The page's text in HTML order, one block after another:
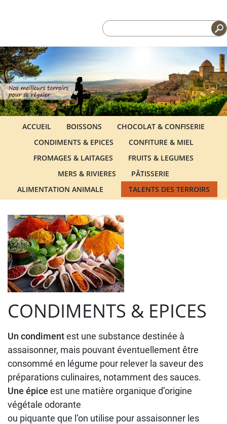
ACCUEIL BOISSONS
CHOCOLAT & CONFISERIE
CONDIMENTS & EPICES
CONFITURE & MIEL
FROMAGES & LAITAGES
FRUITS & LEGUMES
MERS & RIVIERES
PÂTISSERIE
ALIMENTATION ANIMALE
TALENTS DES TERROIRS
CONDIMENTS & EPICES
Un condimentest une substance destinée à
assaisonner, mais pouvant éventuellement être
consommé en légume pour relever la saveur des
préparations culinaires, notamment des sauces.
Une épice est une matière organique d’origine
végétale odorante
ou piquante que l’on utilise pour assaisonner les